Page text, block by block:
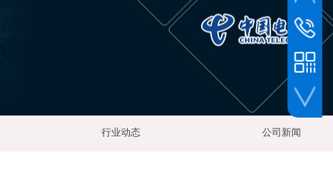
行业动态 公司新闻
24小时
133-